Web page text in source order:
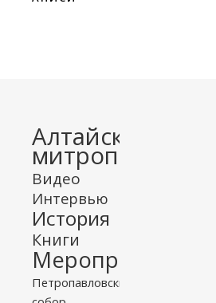
Алтайская
митрополия
Видео
Интервью
История
Книги
Мероприятия
Петропавловский